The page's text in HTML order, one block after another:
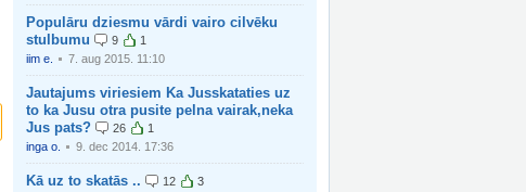
Populāru dziesmu vārdi vairo cilvēku
stulbumu
9
1
iim e.
7. aug 2015. 11:10
Jautajums viriesiem Ka Jusskataties uz
to ka Jusu otra pusite pelna vairak,neka
Jus pats?
26
1
inga o.
9. dec 2014. 17:36
Kā uz to skatās .. 12
3